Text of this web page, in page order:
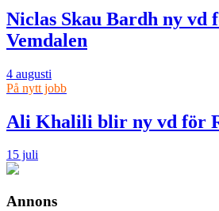
Niclas Skau Bardh ny vd
Vemdalen
4 augusti
På nytt jobb
Ali Khalili blir ny vd för
15 juli
Annons